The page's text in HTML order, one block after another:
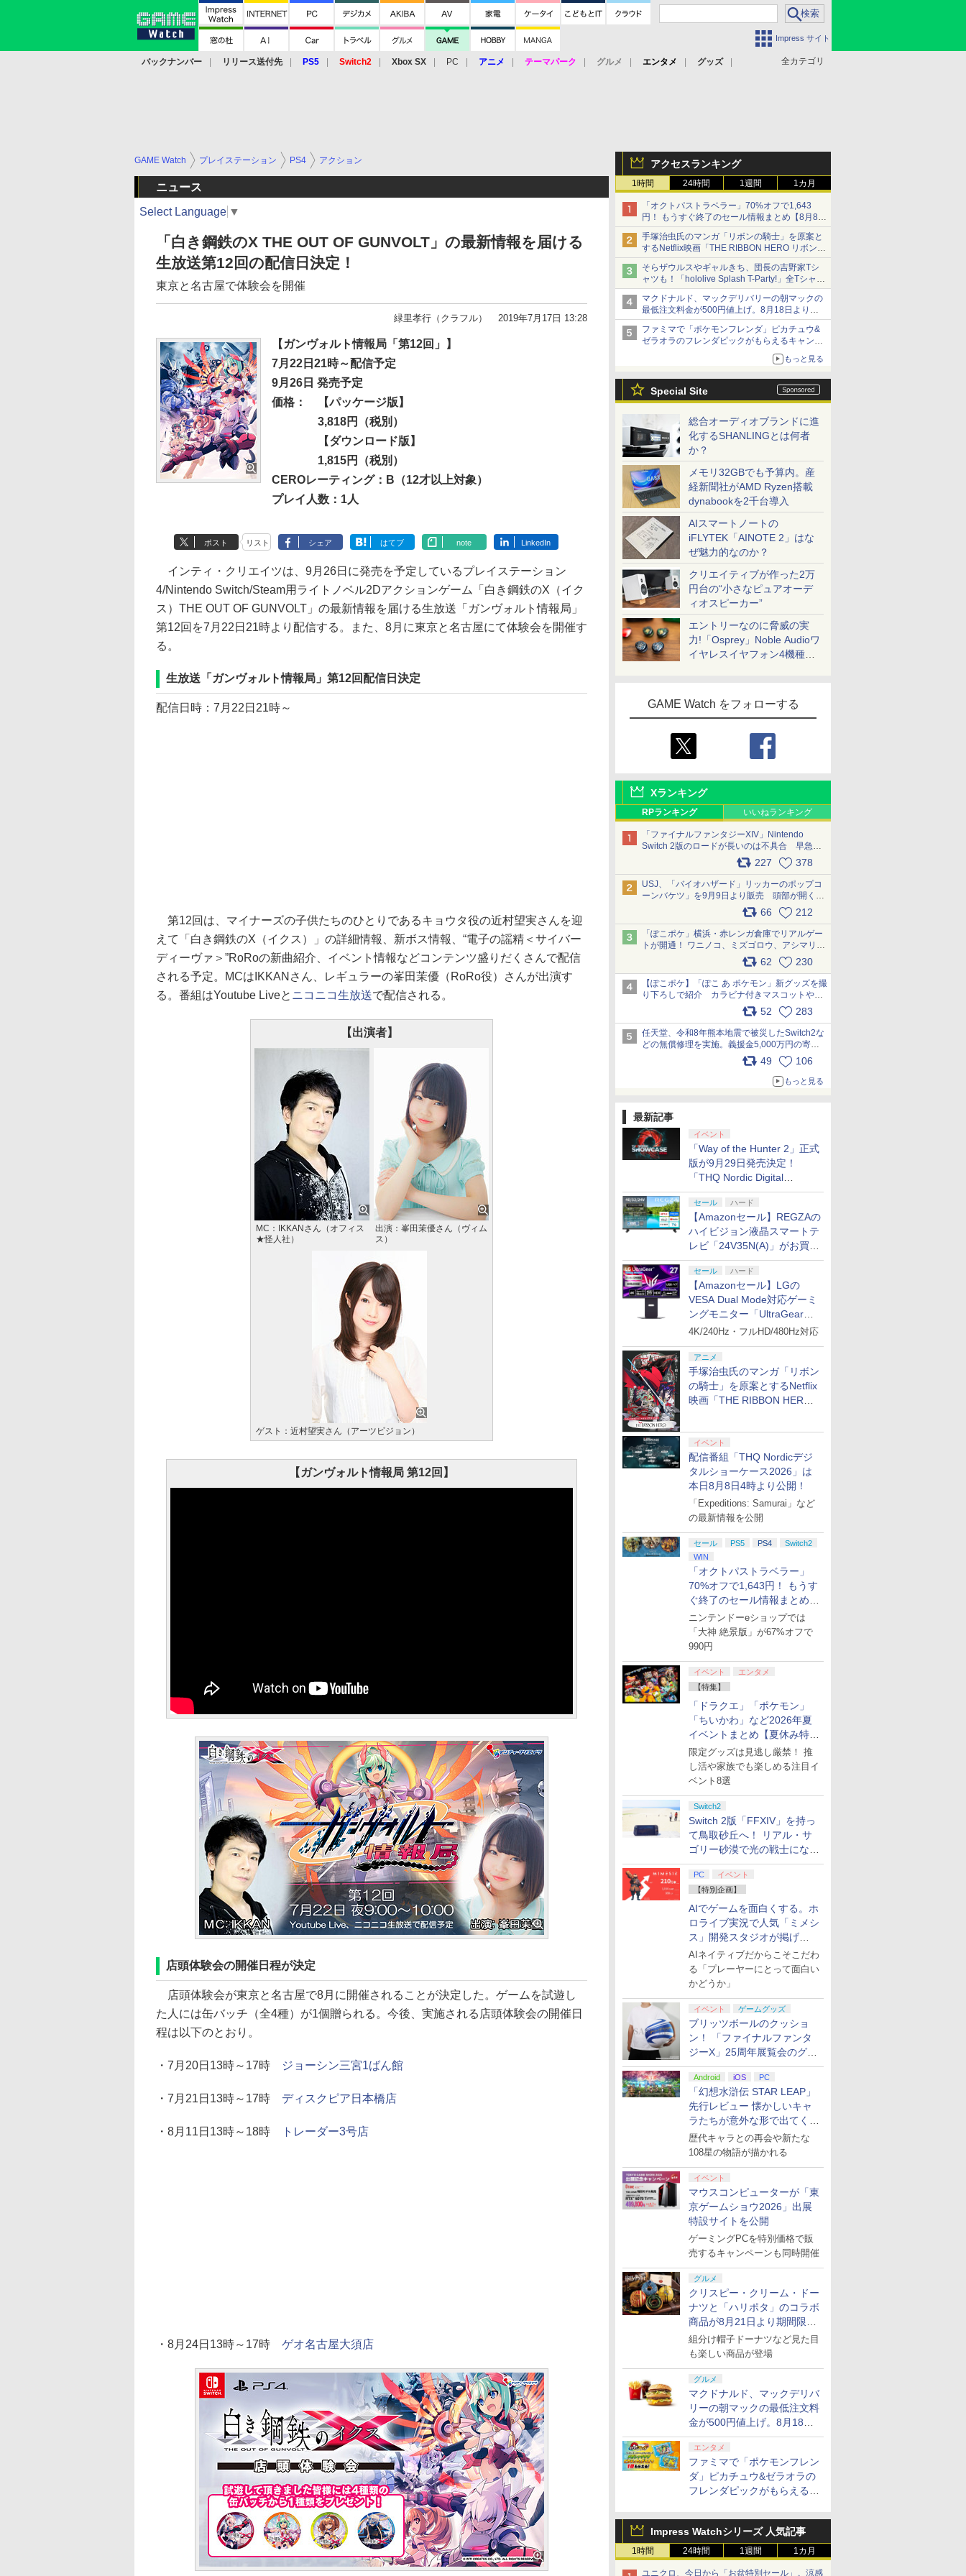
Impress サイト
全カテゴリ
バックナンバー リリース送付先 PS5 Switch2 Xbox SX PC アニメ テーマパーク グルメ エンタメ
グッズ
アクセスランキング
1時間 24時間 1週間 1カ月
「オクトパストラベラー」70%オフで1,643
円！ もうすぐ終了のセール情報まとめ【8月8日
更新】
ニンテンドーeショップでは「大神 絶景版」が
67%オフで990円
手塚治虫氏のマンガ「リボンの騎士」を原案と
するNetflix映画「THE RIBBON HERO リボンヒ
ーロー」本日配信開始
そらザウルスやギャルきち、団長の吉野家Tシ
ャツも！「hololive Splash T-Party!」全Tシャツ
ラインナップ公開＆オンライン販売開始
マクドナルド、マックデリバリーの朝マックの
最低注文料金が500円値上げ。8月18日より
1,500円から受付
ファミマで「ポケモンフレンダ」ピカチュウ&
ゼラオラのフレンダピックがもらえるキャンペ
もっと見る
Special Site
総合オーディオブランドに進
化するSHANLINGとは何者
か？
メモリ32GBでも予算内。産
経新聞社がAMD Ryzen搭載
dynabookを2千台導入
AIスマートノートの
iFLYTEK「AINOTE 2」はな
ぜ魅力的なのか？
クリエイティブが作った2万
円台の“小さなピュアオーデ
ィオスピーカー”
エントリーなのに脅威の実
力!「Osprey」Noble Audioワ
イヤレスイヤフォン4機種を
GAME Watch をフォローする
Xランキング
RPランキング いいねランキング
「ファイナルファンタジーXIV」Nintendo
Switch 2版のロードが長いのは不具合 早急に
アップデートできるよう対応中227 378
USJ、「バイオハザード」リッカーのポップコ
ーンバケツ」を9月9日より販売 頭部が開く仕
組み。味は恐怖を堪のう「味噌フレーバー」
66 212
「ぽこポケ」横浜・赤レンガ倉庫でリアルゲー
トが開通！ ワニノコ、ミズゴロウ、アシマリ登
場シーンをレポート pic.x.com/LDgEByVl6D
62 230
【ぽこポケ】「ぽこ あ ポケモン」新グッズを撮
り下ろしで紹介 カラビナ付きマスコットやス
52 283
任天堂、令和8年熊本地震で被災したSwitch2な
どの無償修理を実施。義援金5,000万円の寄付
も発表 pic.x.com/BAYsMfUfUC
49 106
もっと見る
最新記事
イベント
「Way of the Hunter 2」正式
版が9月29日発売決定！
「THQ Nordic Digital
Showcase 2026」まとめ
セール ハード
【Amazonセール】REGZAの
ハイビジョン液晶スマートテ
レビ「24V35N(A)」がお買い
得！
セール ハード
【Amazonセール】LGの
VESA Dual Mode対応ゲーミ
ングモニター「UltraGear
27G850A-B」がお買い得！
4K/240Hz・フルHD/480Hz対応
アニメ
手塚治虫氏のマンガ「リボン
の騎士」を原案とするNetflix
映画「THE RIBBON HERO
イベント
配信番組「THQ Nordicデジ
タルショーケース2026」は
本日8月8日4時より公開！
「Expeditions: Samurai」など
の最新情報を公開
セール PS5 PS4
Switch2
WIN
「オクトパストラベラー」
70%オフで1,643円！ もうす
ぐ終了のセール情報まとめ
【8月8日更新】
ニンテンドーeショップでは
「大神 絶景版」が67%オフで
990円
イベント
エンタメ
【特集】
「ドラクエ」「ポケモン」
「ちいかわ」など2026年夏
イベントまとめ【夏休み特
集】
限定グッズは見逃し厳禁！ 推
し活や家族でも楽しめる注目イ
ベント8選
Switch2
Switch 2版「FFXIV」を持っ
て鳥取砂丘へ！ リアル・サ
ゴリー砂漠で光の戦士になっ
てみた
PC
イベント
【特別企画】
AIでゲームを面白くする。ホ
ロライブ実況で人気「ミメシ
ス」開発スタジオが掲げ
る“AI活用の信念”とは？【講
演レポート】
AIネイティブだからこそこだわ
る「プレーヤーにとって面白い
かどうか」
イベント ゲームグッズ
ブリッツボールのクッショ
ン！ 「ファイナルファンタ
ジーX」25周年展覧会のグッ
ズ情報が公開
Android iOS PC
「幻想水滸伝 STAR LEAP」
先行レビュー 懐かしいキャ
ラたちが意外な形で出てくる
シリーズ完全新作！
歴代キャラとの再会や新たな
108星の物語が描かれる
イベント
マウスコンピューターが「東
京ゲームショウ2026」出展
特設サイトを公開
ゲーミングPCを特別価格で販
売するキャンペーンも同時開催
グルメ
クリスピー・クリーム・ドー
ナツと「ハリポタ」のコラボ
商品が8月21日より期間限定
で発売
組分け帽子ドーナツなど見た目
も楽しい商品が登場
グルメ
マクドナルド、マックデリバ
リーの朝マックの最低注文料
金が500円値上げ。8月18日
より1,500円から受付
エンタメ
ファミマで「ポケモンフレン
ダ」ピカチュウ&ゼラオラの
フレンダピックがもらえるキ
Impress Watchシリーズ 人気記事
1時間 24時間 1週間 1カ月
ユニクロ、今日から「お盆特別セール」。涼感
GAME Watch プレイステーション PS4 アクション
ニュース
Select Language ▼
「白き鋼鉄のX THE OUT OF GUNVOLT」の最新情報を届ける
生放送第12回の配信日決定！
東京と名古屋で体験会を開催
緑里孝行（クラフル） 2019年7月17日 13:28
【ガンヴォルト情報局「第12回」】
7月22日21時～配信予定
9月26日 発売予定
価格：
【パッケージ版】
3,818円（税別）
【ダウンロード版】
1,815円（税別）
CEROレーティング：B（12才以上対象）
プレイ人数：1人
ポスト リスト シェア はてブ note LinkedIn
インティ・クリエイツは、9月26日に発売を予定しているプレイステーション
4/Nintendo Switch/Steam用ライトノベル2Dアクションゲーム「白き鋼鉄のX（イク
ス）THE OUT OF GUNVOLT」の最新情報を届ける生放送「ガンヴォルト情報局」
第12回を7月22日21時より配信する。また、8月に東京と名古屋にて体験会を開催す
る。
生放送「ガンヴォルト情報局」第12回配信日決定
配信日時：7月22日21時～
第12回は、マイナーズの子供たちのひとりであるキョウタ役の近村望実さんを迎
えて「白き鋼鉄のX（イクス）」の詳細情報、新ボス情報、“電子の謡精＜サイバー
ディーヴァ＞”RoRoの新曲紹介、イベント情報などコンテンツ盛りだくさんで配信
される予定。MCはIKKANさん、レギュラーの峯田茉優（RoRo役）さんが出演す
る。番組はYoutube Liveと ニコニコ生放送で配信される。
【出演者】
MC：IKKANさん（オフィス
★怪人社）
出演：峯田茉優さん（ヴィム
ス）
ゲスト：近村望実さん（アーツビジョン）
【ガンヴォルト情報局 第12回】
店頭体験会の開催日程が決定
店頭体験会が東京と名古屋で8月に開催されることが決定した。ゲームを試遊し
た人には缶バッチ（全4種）が1個贈られる。今後、実施される店頭体験会の開催日
程は以下のとおり。
・7月20日13時～17時 ジョーシン三宮1ばん館
・7月21日13時～17時 ディスクピア日本橋店
・8月11日13時～18時 トレーダー3号店
・8月24日13時～17時 ゲオ名古屋大須店